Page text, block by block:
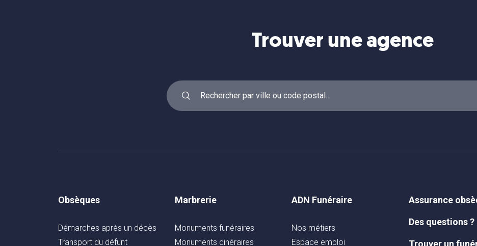
Trouver une agence
Obsèques
Démarches après un décès
Transport du défunt
Marbrerie
Monuments funéraires
Monuments cinéraires
ADN Funéraire
Nos métiers
Espace emploi
Assurance
Des questions ?
Trouver un